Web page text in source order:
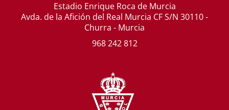
Estadio Enrique Roca de Murcia
Avda. de la Afición del Real Murcia CF S/N 30110 -
Churra - Murcia
968 242 812